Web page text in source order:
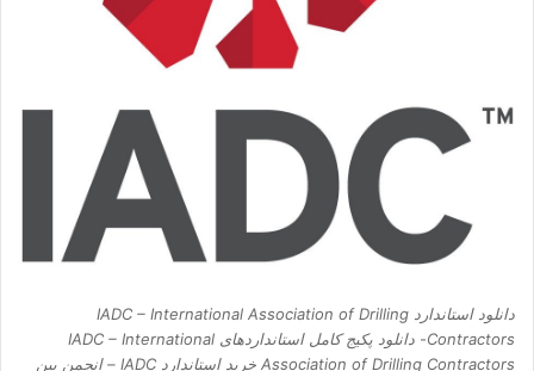
دانلود استاندارد IADC – International Association of Drilling
Contractors- دانلود پکیج کامل استانداردهای IADC – International
Association of Drilling Contractors خرید استاندارد IADC – انجمن بین